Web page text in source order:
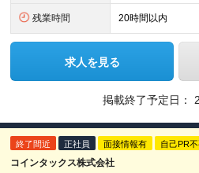
残業時間 20時間以内
求人を見る
掲載終了予定日：
終了間近 正社員 面接情報有 自己PR
コインタックス株式会社